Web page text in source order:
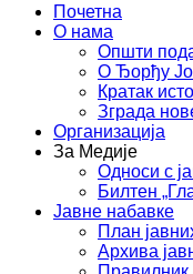
Почетна
О нама
Општи
О Ђорђу
Кратак
Зграда
Организација
За Медије
Односи с
Билтен
Јавне набавке
План
Архива